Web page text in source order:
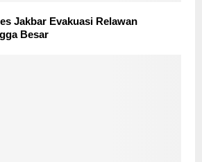
Jakbar Evakuasi Relawan
Besar